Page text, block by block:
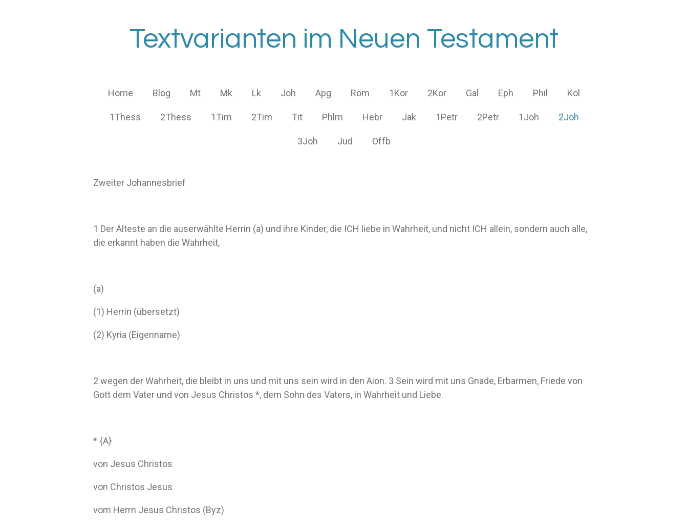
Textvarianten im Neuen Testament
Home Blog Mt Mk Lk Joh Apg Röm 1Kor 2Kor Gal Eph Phil Kol
1Thess 2Thess 1Tim 2Tim Tit Phlm Hebr Jak 1Petr 2Petr 1Joh 2Joh
3Joh Jud Offb
Zweiter Johannesbrief
1 Der Älteste an die auserwählte Herrin (a) und ihre Kinder, die ICH liebe in Wahrheit, und nicht ICH allein, sondern auch alle,
die erkannt haben die Wahrheit,
(a)
(1) Herrin (übersetzt)
(2) Kyria (Eigenname)
2 wegen der Wahrheit, die bleibt in uns und mit uns sein wird in den Aion. 3 Sein wird mit uns Gnade, Erbarmen, Friede von
Gott dem Vater und von Jesus Christos *, dem Sohn des Vaters, in Wahrheit und Liebe.
* {A}
von Jesus Christos
von Christos Jesus
vom Herrn Jesus Christos (Byz)